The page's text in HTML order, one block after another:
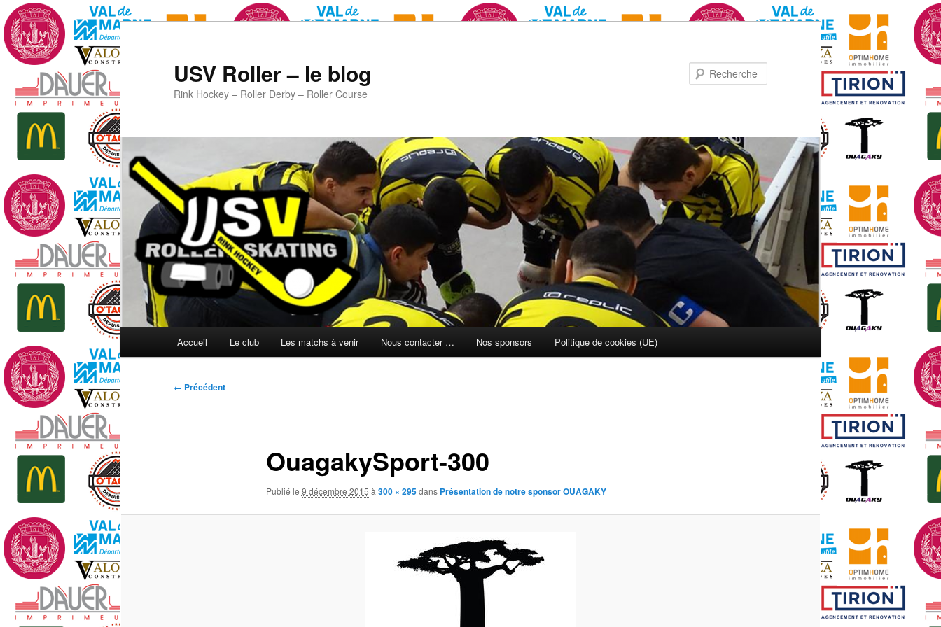
Aller
au
contenu
principal
USV Roller – le blog
Rink Hockey – Roller Derby – Roller Course
Accueil Le club Les matchs à venir Nous contacter … Nos sponsors Politique de cookies (UE)
Navigation
← Précédent
OuagakySport-300
Publié le 9 décembre 2015 à 300 × 295dans Présentation de notre sponsor OUAGAKY